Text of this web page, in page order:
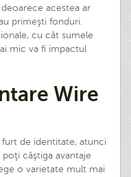
acestea ar
primeşti fonduri.
cu cât sumele
mic va fi impactul
Wire
furt de identitate, atunci
câştiga avantaje
o varietate mult mai